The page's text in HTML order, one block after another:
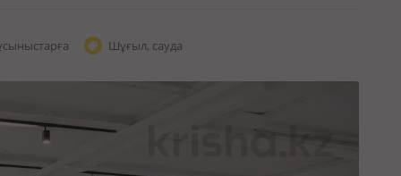
Шұғыл, сауда